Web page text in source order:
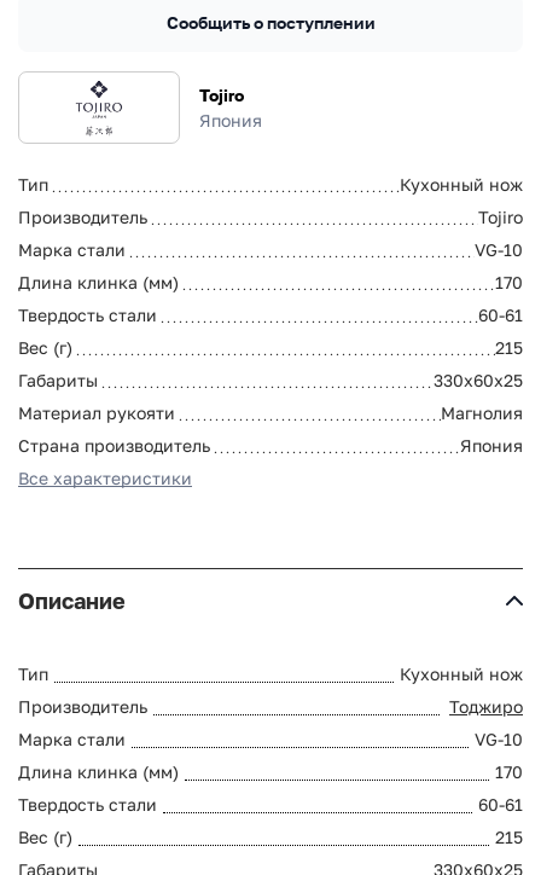
Tojiro
Япония
Тип
Кухонный нож
Производитель
Tojiro
Марка стали
VG-10
Длина клинка (мм)
170
Твердость стали
60-61
Вес (г)
215
Габариты
330x60x25
Материал рукояти
Магнолия
Страна производитель
Япония
Все характеристики
Сообщить о поступлении
Описание
Тип
Кухонный нож
Производитель
Тоджиро
Марка стали
VG-10
Длина клинка (мм)
170
Твердость стали
60-61
Вес (г)
215
Габариты
330x60x25